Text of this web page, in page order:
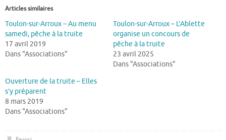
Articles similaires
Toulon-sur-Arroux – Au menu
samedi, pêche à la truite
17 avril 2019
Dans "Associations"
Toulon-sur-Arroux – L’Ablette
organise un concours de
pêche à la truite
23 avril 2025
Dans "Associations"
Ouverture de la truite – Elles
s’y préparent
8 mars 2019
Dans "Associations"